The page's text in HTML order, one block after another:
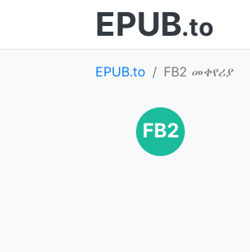
EPUB.to
EPUB.to FB2 መቀየሪያ
FB2